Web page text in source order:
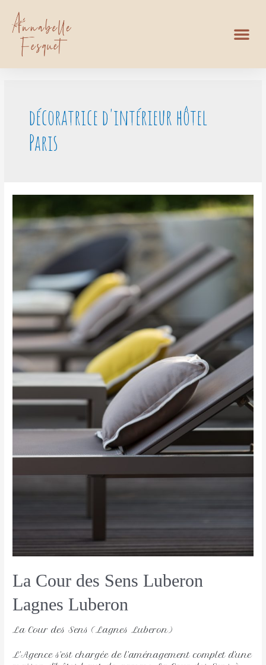
décoratrice d'intérieur hôtel
Paris
La Cour des Sens Luberon
Lagnes Luberon
La Cour des Sens (Lagnes Luberon)
L’Agence s’est chargée de l’aménagement complet d’une